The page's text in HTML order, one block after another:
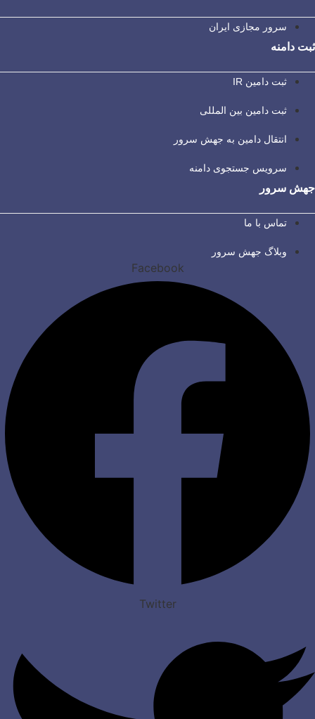
سرور مجازی ایران
ثبت دامنه
ثبت دامین IR
ثبت دامین بین المللی
انتقال دامین به جهش سرور
سرویس جستجوی دامنه
جهش سرور
تماس با ما
وبلاگ جهش سرور
Facebook
Twitter